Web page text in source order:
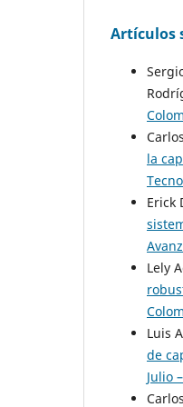
Artículos
la
Erick
Lely
Luis
de
Julio